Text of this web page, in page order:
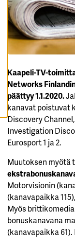
K
A
I
K
K
I
V
S
T
E
E
T
Kaapeli-TV-
Networks
päättyy 1.1.2020.
kanavat poistuvat
Discovery
Investigation
Eurosport 1 ja 2.
Muutoksen myötä
Motorvisionin
(kanavapaikka
Myös
bonuskanavana
(kanavapaikka